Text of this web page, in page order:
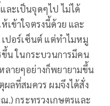
ละเป็นจุดๆไป ไม่ได้
เข้าใจตรงนี้ด้วย และ
ปอร์เซ็นต์ แต่ทำไมหมู
ขึ้น ในกระบวนการมีคน
ลายๆอย่างก็พยายามขึ้น
ลที่สมควร ผมจึงได้สั่ง
กระทรวงเกษตรและ